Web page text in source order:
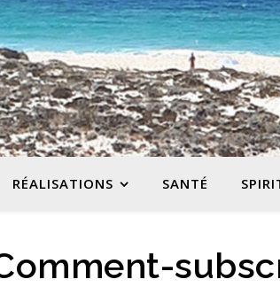
RÉALISATIONS SANTÉ